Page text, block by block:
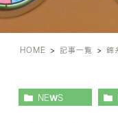
HOME 記事一覧 錦
NEWS